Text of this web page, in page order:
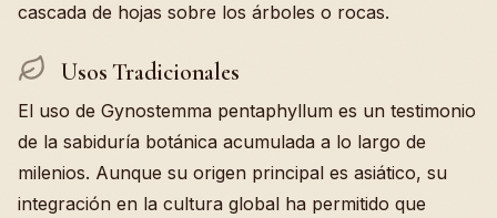
cascada de hojas sobre los árboles o rocas.
Usos Tradicionales
El uso de Gynostemma pentaphyllum es un testimonio
de la sabiduría botánica acumulada a lo largo de
milenios. Aunque su origen principal es asiático, su
integración en la cultura global ha permitido que